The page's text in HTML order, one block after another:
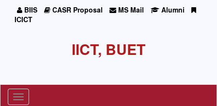
BIIS CASR Proposal MS Mail
Alumni
ICICT
IICT, BUET
Toggle